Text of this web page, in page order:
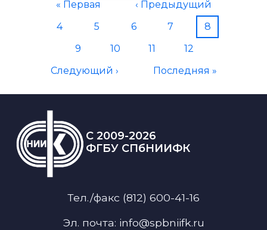
Первая страница
« Первая Предыдущая страница
‹ Предыдущий
Страница
4 Страница
5 Страница
6 Страница
7 Текущая
8
Страница
9 Страница
10 Страница
11 Страница
12
Следующая страница
Следующий › Последняя страница
Последняя »
C 2009-2026
ФГБУ СПбНИИФК
Тел./факс (812) 600-41-16
Эл. почта: info@spbniifk.ru